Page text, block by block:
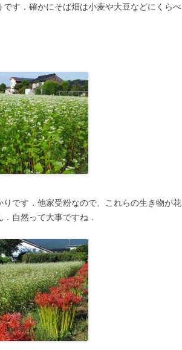
す．確かにそば畑は小麦や大豆などにくらべ
です．他家受粉なので、これらの生き物が花
自然って大事ですね．